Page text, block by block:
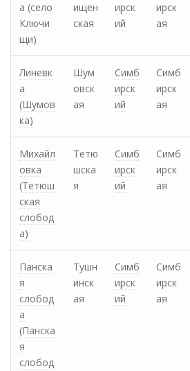
а (cело
Ключи
щи)
ищен
ская
ирск
ий
ирск
ая
Линевк
а
(Шумов
ка)
Шум
овск
ая
Симб
ирск
ий
Симб
ирск
ая
Михайл
овка
(Тетюш
ская
слобод
а)
Тетю
шска
я
Симб
ирск
ий
Симб
ирск
ая
Панска
я
слобод
а
(Панска
я
слобод
Тушн
инск
ая
Симб
ирск
ий
Симб
ирск
ая